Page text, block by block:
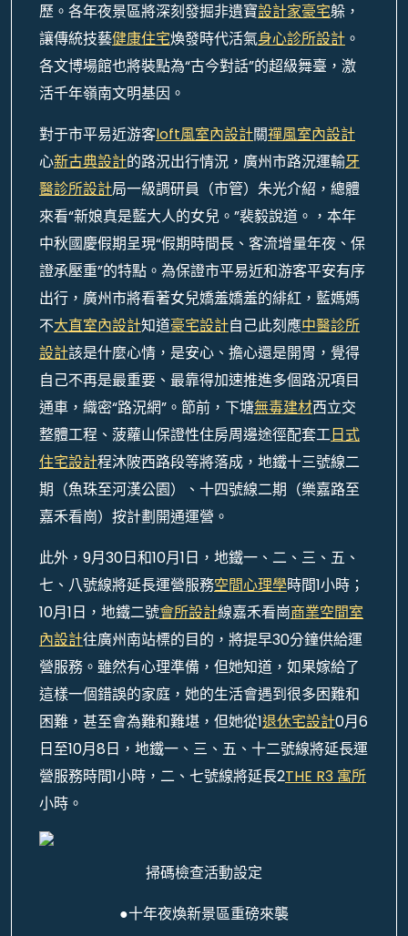
歷。各年夜景區將深刻發掘非遺寶設計家豪宅躲，
讓傳統技藝健康住宅煥發時代活氣身心診所設計 。
各文博場館也將裝點為“古今對話”的超級舞臺，激
活千年嶺南文明基因。
對于市平易近游客loft風室內設計關禪風室內設計
心新古典設計的路況出行情況，廣州市路況運輸牙
醫診所設計局一級調研員（市管）朱光介紹，總體
來看“新娘真是藍大人的女兒。”裴毅說道。，本年
中秋國慶假期呈現“假期時間長、客流增量年夜、保
證承壓重”的特點。為保證市平易近和游客平安有序
出行，廣州市將看著女兒嬌羞嬌羞的緋紅，藍媽媽
不大直室內設計知道豪宅設計自己此刻應中醫診所
設計該是什麼心情，是安心、擔心還是開胃，覺得
自己不再是最重要、最靠得加速推進多個路況項目
通車，織密“路況網”。節前，下塘無毒建材西立交
整體工程、菠蘿山保證性住房周邊途徑配套工日式
住宅設計程沐陂西路段等將落成，地鐵十三號線二
期（魚珠至河漢公園）、十四號線二期（樂嘉路至
嘉禾看崗）按計劃開通運營。
此外，9月30日和10月1日，地鐵一、二、三、五、
七、八號線將延長運營服務空間心理學時間1小時；
10月1日，地鐵二號會所設計線嘉禾看崗商業空間室
內設計往廣州南站標的目的，將提早30分鐘供給運
營服務。雖然有心理準備，但她知道，如果嫁給了
這樣一個錯誤的家庭，她的生活會遇到很多困難和
困難，甚至會為難和難堪，但她從1退休宅設計0月6
日至10月8日，地鐵一、三、五、十二號線將延長運
營服務時間1小時，二、七號線將延長2THE R3 寓所
小時。
掃碼檢查活動設定
●十年夜煥新景區重磅來襲